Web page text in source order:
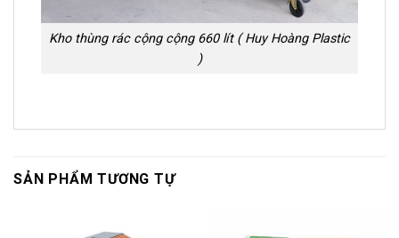
Kho thùng rác cộng cộng 660 lít ( Huy Hoàng Plastic
)
SẢN PHẨM TƯƠNG TỰ